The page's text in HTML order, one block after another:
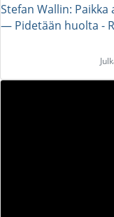
Stefan Wallin:
― Pidetään huolta -